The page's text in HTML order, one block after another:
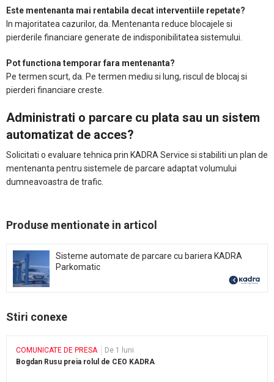
Este mentenanta mai rentabila decat interventiile repetate?
In majoritatea cazurilor, da. Mentenanta reduce blocajele si
pierderile financiare generate de indisponibilitatea sistemului.
Pot functiona temporar fara mentenanta?
Pe termen scurt, da. Pe termen mediu si lung, riscul de blocaj si
pierderi financiare creste.
Administrati o parcare cu plata sau un sistem
automatizat de acces?
Solicitati o evaluare tehnica prin KADRA Service si stabiliti un plan de
mentenanta pentru sistemele de parcare adaptat volumului
dumneavoastra de trafic.
Produse mentionate in articol
Sisteme automate de parcare cu bariera KADRA
Parkomatic
Stiri conexe
COMUNICATE DE PRESA
De 1 luni
Bogdan Rusu preia rolul de CEO KADRA